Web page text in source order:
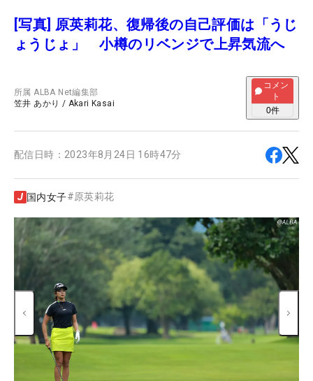
[写真] 原英莉花、復帰後の自己評価は「うじ
ょうじょ」 小樽のリベンジで上昇気流へ
所属ALBA Net編集部
笠井 あかり / Akari Kasai
コメン
ト
0件
配信日時： 2023年8月24日 16時47分
国内女子#原英莉花